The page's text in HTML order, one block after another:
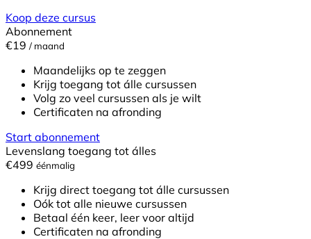
Koop deze cursus
Abonnement
€19 / maand
Maandelijks op te zeggen
Krijg toegang tot álle cursussen
Volg zo veel cursussen als je wilt
Certificaten na afronding
Start abonnement
Levenslang toegang tot álles
€499 éénmalig
Krijg direct toegang tot álle cursussen
Oók tot alle nieuwe cursussen
Betaal één keer, leer voor altijd
Certificaten na afronding